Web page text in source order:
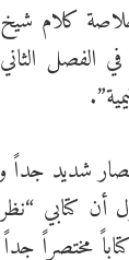
كلام شيخ
الفصل
شديد جداً
كتابي
مختصراً